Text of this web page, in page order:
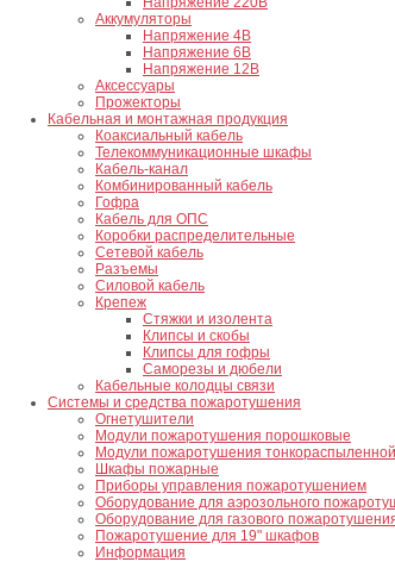
Аккумуляторы
Напряжение 4В
Напряжение 6В
Напряжение 12В
Аксессуары
Прожекторы
Кабельная и монтажная продукция
Коаксиальный кабель
Телекоммуникационные шкафы
Кабель-канал
Комбинированный кабель
Гофра
Кабель для ОПС
Коробки распределительные
Сетевой кабель
Разъемы
Силовой кабель
Крепеж
Стяжки и изолента
Клипсы и скобы
Клипсы для гофры
Саморезы и дюбели
Кабельные колодцы связи
Системы и средства пожаротушения
Огнетушители
Модули пожаротушения порошковые
Модули пожаротушения
Шкафы пожарные
Приборы управления пожаротушением
Оборудование для аэрозольного
Оборудование для газового
Пожаротушение для 19" шкафов
Информация